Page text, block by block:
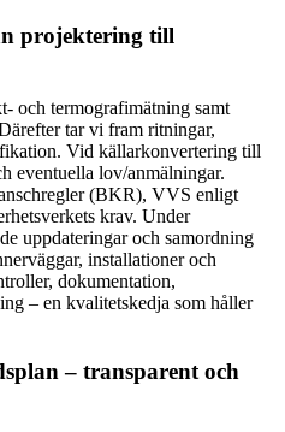
projektering till
och termografimätning samt
tar vi fram ritningar,
Vid källarkonvertering till
eventuella lov/anmälningar.
(BKR), VVS enligt
krav. Under
uppdateringar och samordning
installationer och
dokumentation,
– en kvalitetskedja som håller
– transparent och